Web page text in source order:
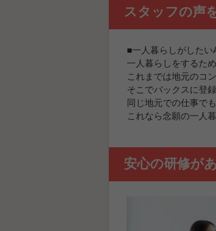
スタッフの声
■一人暮らしがした
一人暮らしをするた
これまでは地元のコ
そこでバックスに登
同じ地元での仕事で
これなら念願の一人
安心の研修が